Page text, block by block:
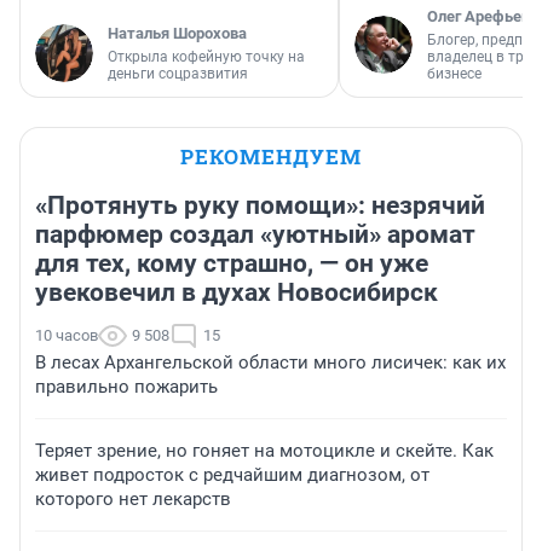
Наталья Шорохова
Открыла кофейную точку на
деньги соцразвития
Олег Арефьев
Блогер,
владелец в
бизнесе
РЕКОМЕНДУЕМ
«Протянуть руку помощи»: незрячий
парфюмер создал «уютный» аромат
для тех, кому страшно, — он уже
увековечил в духах Новосибирск
10 часов 9 508 15
В лесах Архангельской области много лисичек: как их
правильно пожарить
Теряет зрение, но гоняет на мотоцикле и скейте. Как
живет подросток с редчайшим диагнозом, от
которого нет лекарств